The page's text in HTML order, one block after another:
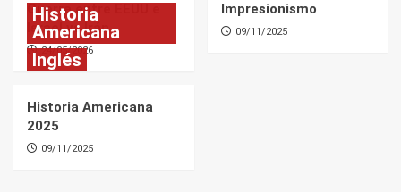
Guerra entre EEUU e
Israel vs Irán
24/05/2026
Impresionismo
09/11/2025
Historia
Americana
Inglés
Historia Americana
2025
09/11/2025